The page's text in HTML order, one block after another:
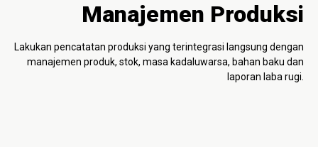
Manajemen Produksi
Lakukan pencatatan produksi yang terintegrasi langsung dengan
manajemen produk, stok, masa kadaluwarsa, bahan baku dan
laporan laba rugi.